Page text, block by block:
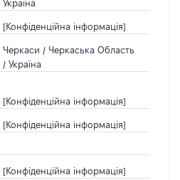
Україна
[Конфіденційна інформація]
Черкаси / Черкаська Область
/ Україна
[Конфіденційна інформація]
[Конфіденційна інформація]
[Конфіденційна інформація]